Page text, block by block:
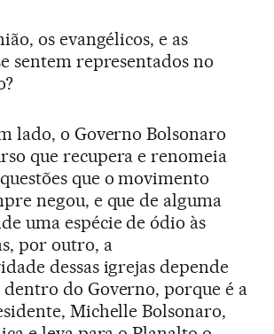
os evangélicos, e as
sentem representados no
lado, o Governo Bolsonaro
que recupera e renomeia
que o movimento
negou, e que de alguma
uma espécie de ódio às
por outro, a
dessas igrejas depende
do Governo, porque é a
Michelle Bolsonaro,